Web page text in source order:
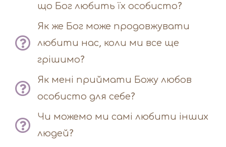
що Бог любить їх особисто?
Як же Бог може продовжувати
любити нас, коли ми все ще
грішимо?
Як мені приймати Божу любов
особисто для себе?
Чи можемо ми самі любити інших
людей?